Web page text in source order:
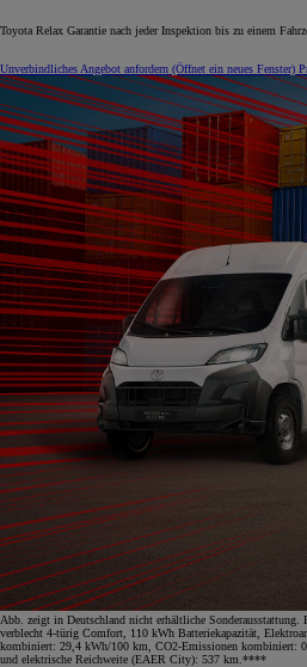
Toyota Relax Garantie nach jeder Inspektion bis zu einem
Unverbindliches Angebot anfordern (Öffnet ein neues Fenster)
Abb. zeigt in Deutschland nicht erhältliche Sonderausstattung.
verblecht 4-türig Comfort, 110 kWh Batteriekapazität,
kombiniert: 29,4 kWh/100 km, CO2-Emissionen kombiniert:
und elektrische Reichweite (EAER City): 537 km.****